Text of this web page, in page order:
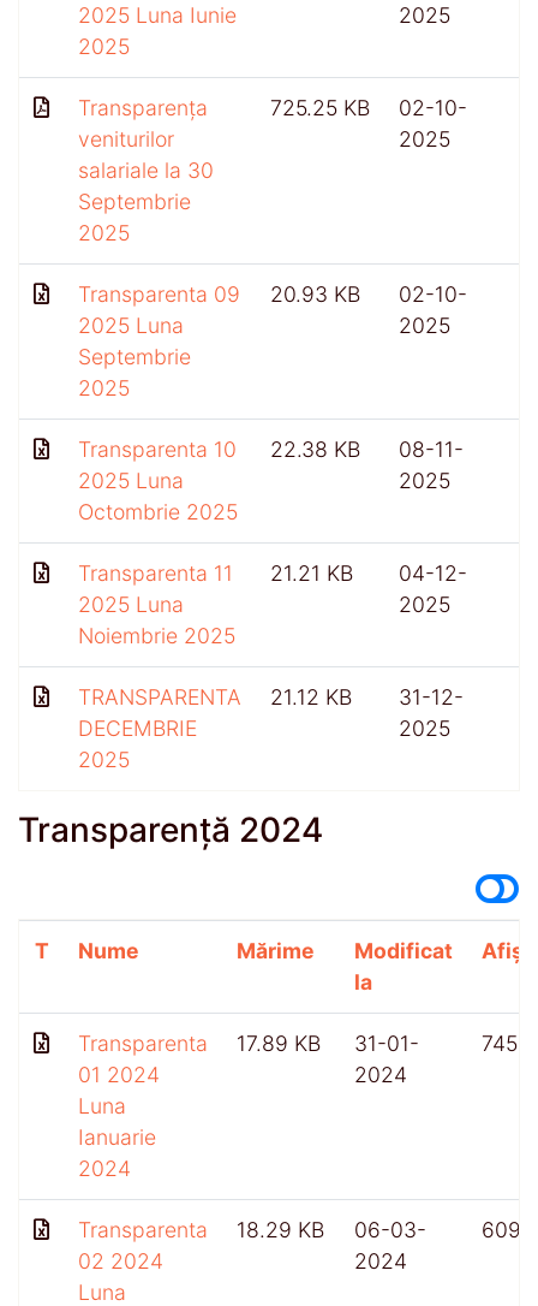
2025 Luna Iunie
2025
2025
Transparența
veniturilor
salariale la 30
Septembrie
2025
725.25 KB
02-10-
2025
Transparenta 09
2025 Luna
Septembrie
2025
20.93 KB
02-10-
2025
Transparenta 10
2025 Luna
Octombrie 2025
22.38 KB
08-11-
2025
Transparenta 11
2025 Luna
Noiembrie 2025
21.21 KB
04-12-
2025
TRANSPARENTA
DECEMBRIE
2025
21.12 KB
31-12-
2025
Transparență 2024
T Nume Mărime
Modificat
la
Transparenta
01 2024
Luna
Ianuarie
2024
17.89 KB
31-01-
2024
745
Transparenta
02 2024
Luna
18.29 KB
06-03-
2024
609